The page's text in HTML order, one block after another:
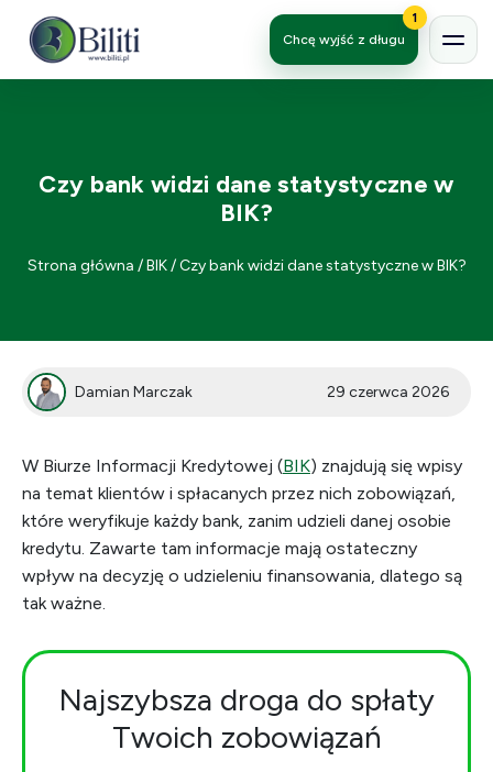
Chcę wyjść z długu
1
Czy bank widzi dane statystyczne w
BIK?
Strona główna /BIK/Czy bank widzi dane statystyczne w BIK?
Damian Marczak 29 czerwca 2026
W Biurze Informacji Kredytowej (BIK) znajdują się wpisy
na temat klientów i spłacanych przez nich zobowiązań,
które weryfikuje każdy bank, zanim udzieli danej osobie
kredytu. Zawarte tam informacje mają ostateczny
wpływ na decyzję o udzieleniu finansowania, dlatego są
tak ważne.
Najszybsza droga do spłaty
Twoich zobowiązań